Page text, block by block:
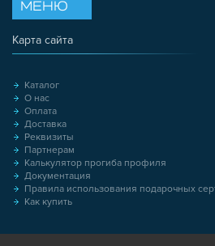
МЕНЮ
Карта сайта
Каталог
О нас
Оплата
Доставка
Реквизиты
Партнерам
Калькулятор прогиба профиля
Документация
Правила использования подарочных
Как купить